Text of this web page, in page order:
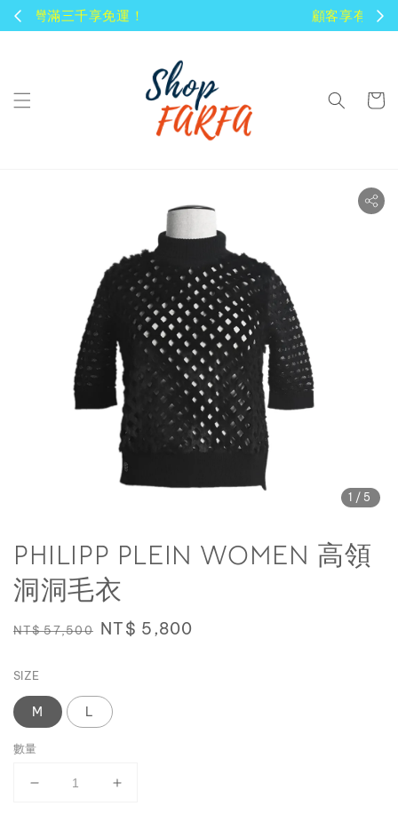
顧客享有商品到貨七天鑑賞期！
1 /5
PHILIPP PLEIN WOMEN 高領
洞洞毛衣
Regular
NT$ 57,500 Sale
NT$ 5,800
SIZE
M L
數量